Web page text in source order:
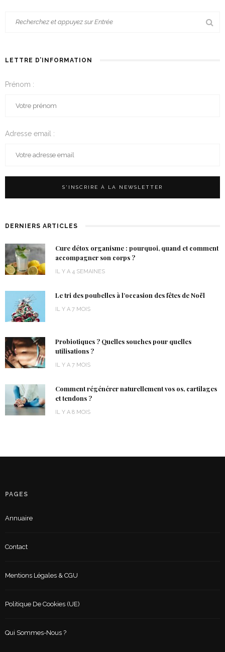
LETTRE D’INFORMATION
Prénom :
Adresse email :
DERNIERS ARTICLES
Cure détox organisme : pourquoi, quand et comment
accompagner son corps ?
IL Y A 4 SEMAINES
Le tri des poubelles à l’occasion des fêtes de Noël
IL Y A 7 MOIS
Probiotiques ? Quelles souches pour quelles
utilisations ?
IL Y A 7 MOIS
Comment régénérer naturellement vos os, cartilages
et tendons ?
IL Y A 8 MOIS
PAGES
Annuaire
Contact
Mentions Légales & CGU
Politique De Cookies (UE)
Qui Sommes-Nous ?